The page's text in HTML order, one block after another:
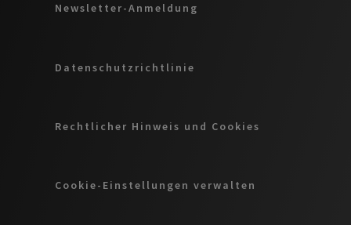
Newsletter-Anmeldung
Datenschutzrichtlinie
Rechtlicher Hinweis und Cookies
Cookie-Einstellungen verwalten